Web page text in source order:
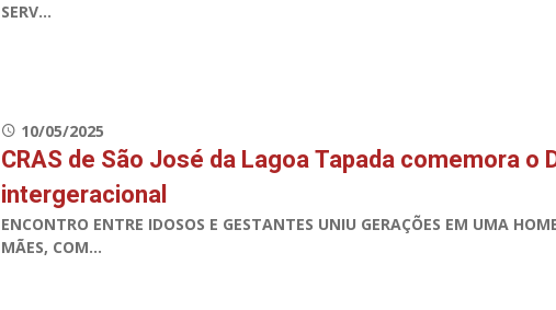
SERV...
10/05/2025
CRAS de São José da Lagoa Tapada comemora
intergeracional
ENCONTRO ENTRE IDOSOS E GESTANTES UNIU GERAÇÕES EM UMA
MÃES, COM...